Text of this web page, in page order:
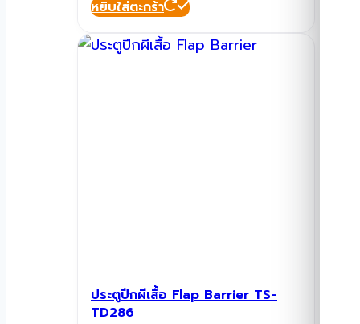
หยิบใส่ตะกร้า
ประตูปีกผีเสื้อ Flap Barrier TS-
TD286